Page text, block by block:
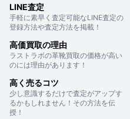
LINE査定
手軽に素早く査定可能なLINE査定の
登録方法や査定方法を掲載！
高価買取の理由
ラストラボの革靴買取の価格が高い
のには理由があります！
高く売るコツ
少し意識するだけで査定がアップす
るかもしれません！その方法を伝
授！